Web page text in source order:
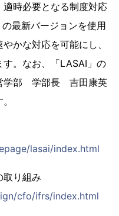
時必要となる制度対応
最新バージョンを使用
かな対応を可能にし、
。なお、「LASAI」の
学部 学部長 吉田康英
lasai/index.html
取り組み
cfo/ifrs/index.html